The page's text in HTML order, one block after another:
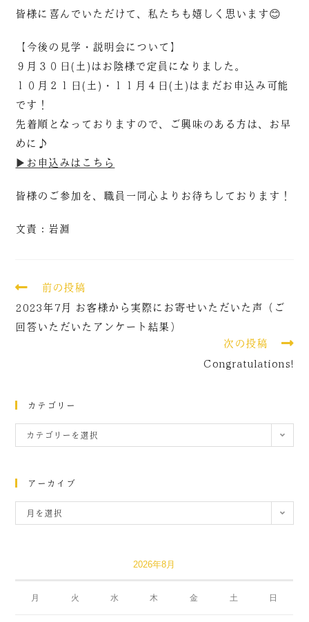
皆様に喜んでいただけて、私たちも嬉しく思います😊
【今後の見学・説明会について】
９月３０日(土)はお陰様で定員になりました。
１０月２１日(土)・１１月４日(土)はまだお申込み可能
です！
先着順となっておりますので、ご興味のある方は、お早
めに♪
▶お申込みはこちら
皆様のご参加を、職員一同心よりお待ちしております！
文責：岩淵
前の投稿
2023年7月 お客様から実際にお寄せいただいた声（ご
回答いただいたアンケート結果）
次の投稿
Congratulations!
カテゴリー
カテゴリーを選択
アーカイブ
月を選択
2026年8月
月 火 水 木 金 土 日